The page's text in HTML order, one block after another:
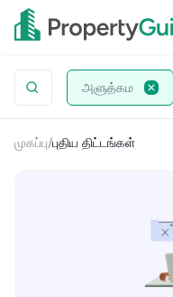
அளுத்கம
முகப்பு/புதிய திட்டங்கள்